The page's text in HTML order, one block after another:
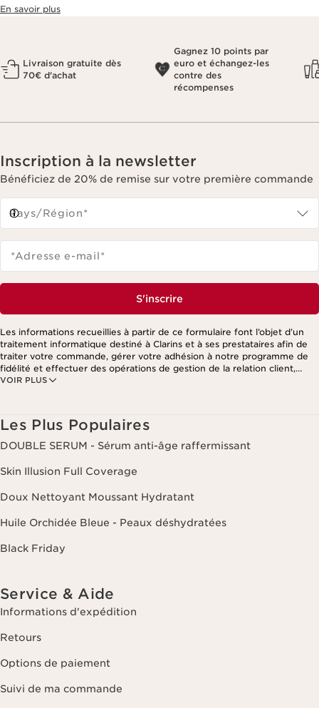
En savoir plus
Livraison gratuite dès
70€ d'achat
Gagnez 10 points par
euro et échangez-les
contre des
récompenses
Inscription à la newsletter
Bénéficiez de 20% de remise sur votre première commande
Pays/Région*
*Adresse e-mail*
S'inscrire
VOIR PLUS
Les informations recueillies à partir de ce formulaire font l’objet d’un
traitement informatique destiné à Clarins et à ses prestataires afin de
traiter votre commande, gérer votre adhésion à notre programme de
fidélité et effectuer des opérations de gestion de la relation client,
notamment pour vous adresser des offres personnalisées en fonction
Les Plus Populaires
DOUBLE SERUM - Sérum anti-âge raffermissant
Skin Illusion Full Coverage
Doux Nettoyant Moussant Hydratant
Huile Orchidée Bleue - Peaux déshydratées
Black Friday
Service & Aide
Informations d'expédition
Retours
Options de paiement
Suivi de ma commande